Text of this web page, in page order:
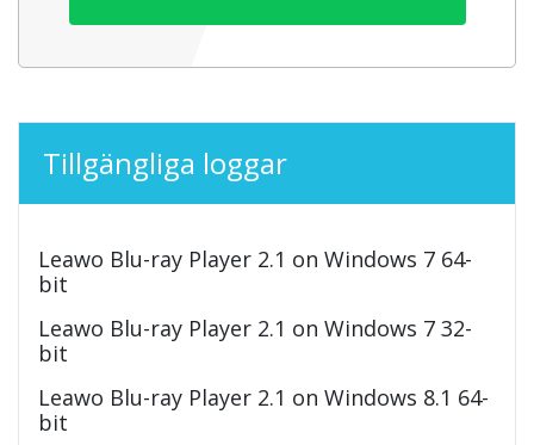
Tillgängliga loggar
Leawo Blu-ray Player 2.1 on Windows 7 64-
bit
Leawo Blu-ray Player 2.1 on Windows 7 32-
bit
Leawo Blu-ray Player 2.1 on Windows 8.1 64-
bit